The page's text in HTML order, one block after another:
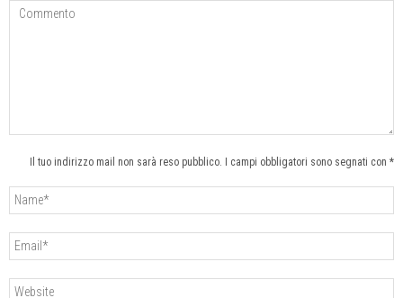
Il tuo indirizzo mail non sarà reso pubblico. I campi obbligatori sono segnati con *